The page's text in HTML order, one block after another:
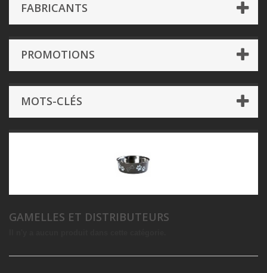
FABRICANTS
PROMOTIONS
MOTS-CLÉS
GAMELLES ET DISTRIBUTEURS